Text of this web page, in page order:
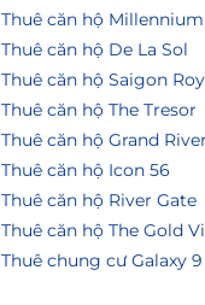
Thuê căn hộ Millennium
Thuê căn hộ De La Sol
Thuê căn hộ Saigon
Thuê căn hộ The Tresor
Thuê căn hộ Grand
Thuê căn hộ Icon 56
Thuê căn hộ River Gate
Thuê căn hộ The Gold
Thuê chung cư Galaxy 9